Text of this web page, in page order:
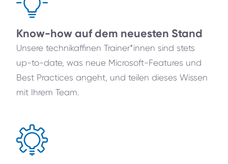
Know-how auf dem neuesten Stand
Unsere technikaffinen Trainer*innen sind stets
up-to-date, was neue Microsoft-Features und
Best Practices angeht, und teilen dieses Wissen
mit Ihrem Team.